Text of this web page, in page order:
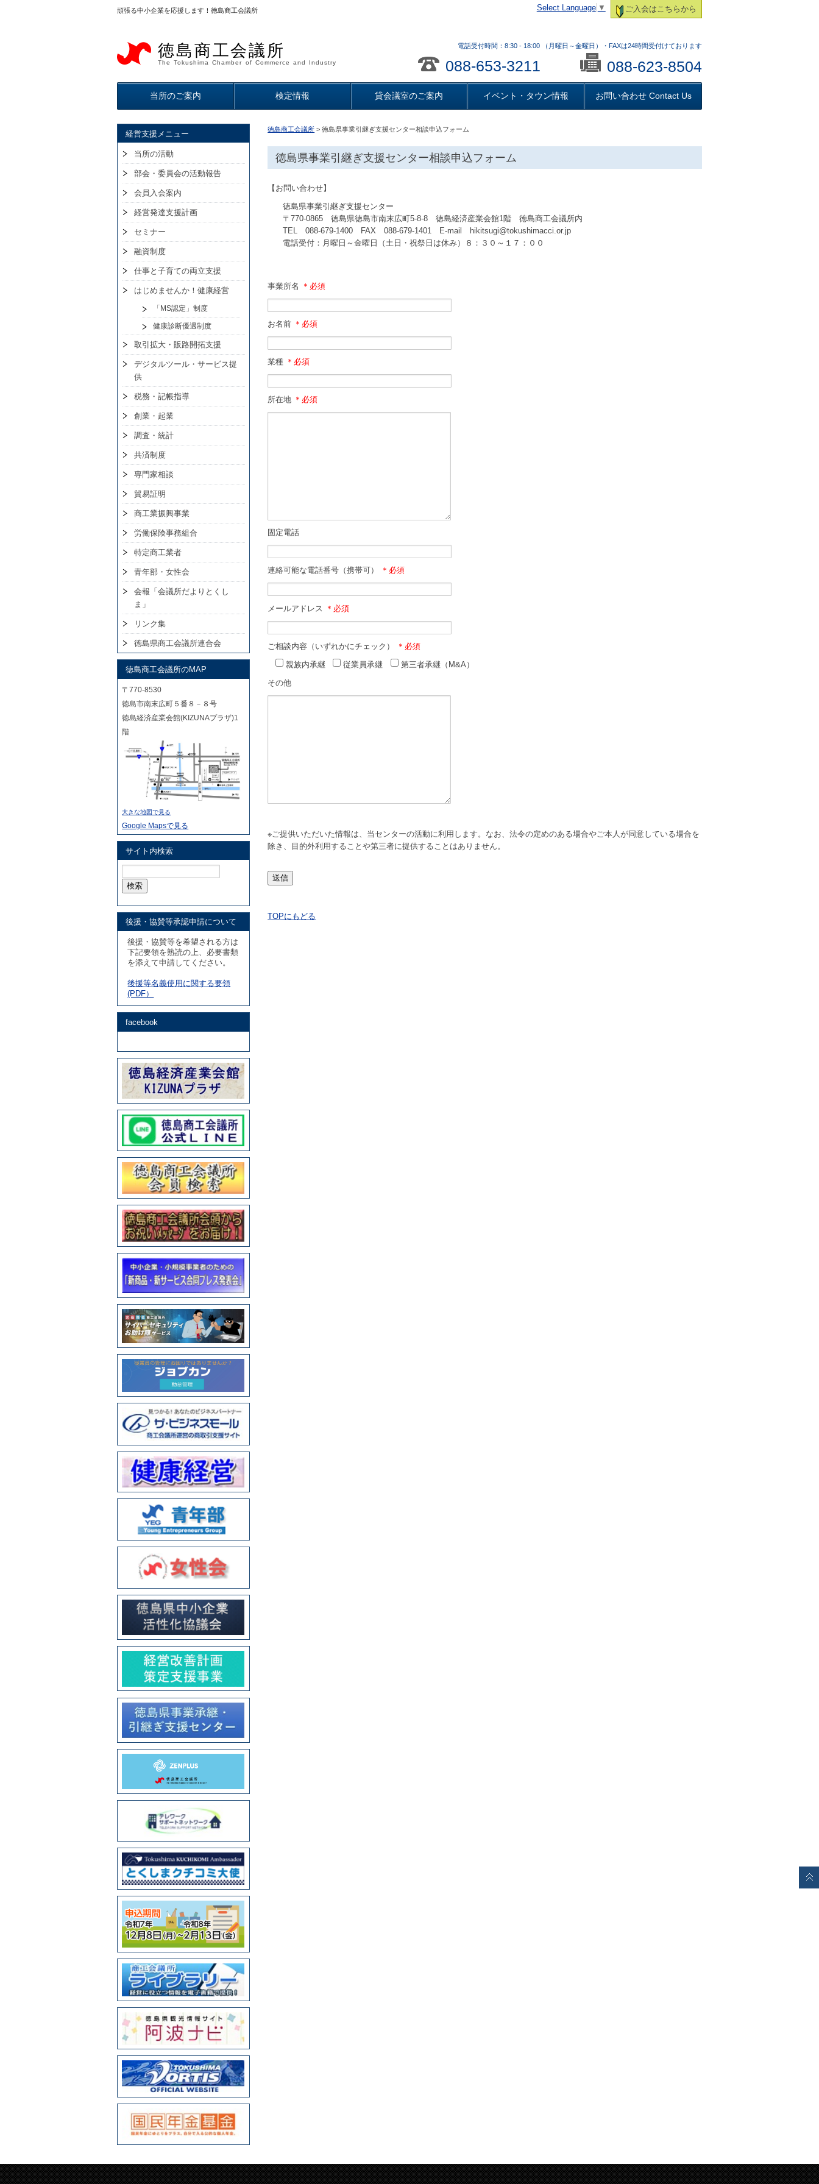
頑張る中小企業を応援します！徳島商工会議所 ご入会はこちらから
Select Language ▼
徳島商工会議所
The Tokushima Chamber of Commerce and Industry
電話受付時間：8:30 - 18:00 （月曜日～金曜日）・FAXは24時間受付けております
088-653-3211 088-623-8504
当所のご案内 検定情報 貸会議室のご案内 イベント・タウン情報 お問い合わせ Contact Us
徳島商工会議所 > 徳島県事業引継ぎ支援センター相談申込フォーム
徳島県事業引継ぎ支援センター相談申込フォーム
【お問い合わせ】
徳島県事業引継ぎ支援センター
〒770-0865 徳島県徳島市南末広町5-8-8 徳島経済産業会館1階 徳島商工会議所内
TEL 088-679-1400 FAX 088-679-1401 E-mail hikitsugi@tokushimacci.or.jp
電話受付：月曜日～金曜日（土日・祝祭日は休み）８：３０～１７：００
事業所名 ＊必須
お名前 ＊必須
業種 ＊必須
所在地 ＊必須
固定電話
連絡可能な電話番号（携帯可） ＊必須
メールアドレス ＊必須
ご相談内容（いずれかにチェック） ＊必須
親族内承継 従業員承継 第三者承継（M&A）
その他
※ご提供いただいた情報は、当センターの活動に利用します。なお、法令の定めのある場合やご本人が同意している場合を
除き、目的外利用することや第三者に提供することはありません。
TOPにもどる
経営支援メニュー
当所の活動
部会・委員会の活動報告
会員入会案内
経営発達支援計画
セミナー
融資制度
仕事と子育ての両立支援
はじめませんか！健康経営
「MS認定」制度
健康診断優遇制度
取引拡大・販路開拓支援
デジタルツール・サービス提
供
税務・記帳指導
創業・起業
調査・統計
共済制度
専門家相談
貿易証明
商工業振興事業
労働保険事務組合
特定商工業者
青年部・女性会
会報「会議所だよりとくし
ま」
リンク集
徳島県商工会議所連合会
徳島商工会議所のMAP
〒770-8530
徳島市南末広町５番８－８号
徳島経済産業会館(KIZUNAプラザ)1
階
大きな地図で見る
Google Mapsで見る
サイト内検索
索:
後援・協賛等承認申請について
後援・協賛等を希望される方は
下記要領を熟読の上、必要書類
を添えて申請してください。
後援等名義使用に関する要領
(PDF）
facebook